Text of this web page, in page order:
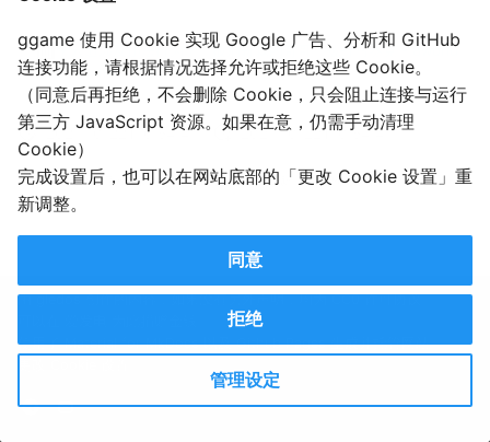
李云迪涉及违法行为？《披荆斩棘的哥哥》被打马赛克 - 8world
Entertainment Lifestyle
2021-10-22T10:54:47 2021-10-22T10:54:47
（由于更新时间是手动更新的，所以部分页面内容已更新，但忘记修改新的日期了……）
由 gledos 创作的内容，如果没有另外声明，均为 CC0 许可协议。
使用了Material for MkDocs以及 Github Pages 生成并托管网站。
ggame 使用 Cookie 实现 Google 广告、分析和 GitHub
连接功能，请根据情况选择允许或拒绝这些 Cookie。
（同意后再拒绝，不会删除 Cookie，只会阻止连接与运行
第三方 JavaScript 资源。如果在意，仍需手动清理
Cookie）
完成设置后，也可以在网站底部的「更改 Cookie 设置」重
新调整。
同意
拒绝
管理设定